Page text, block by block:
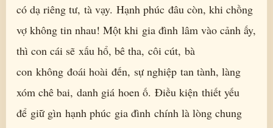
có dạ riêng tư, tà vạy. Hạnh phúc đâu còn, khi chồng
vợ không tin nhau! Một khi gia đình lâm vào cảnh ấy,
thì con cái sẽ xấu hổ, bê tha, côi cút, bà
con không đoái hoài đến, sự nghiệp tan tành, làng
xóm chê bai, danh giá hoen ố. Điều kiện thiết yếu
để giữ gìn hạnh phúc gia đình chính là lòng chung